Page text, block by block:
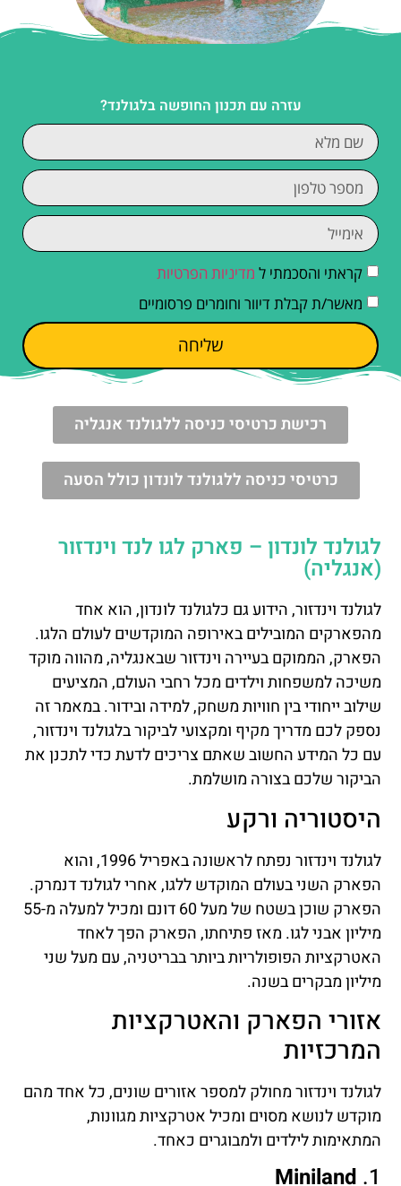
עזרה עם תכנון החופשה בלגולנד?
קראתי והסכמתי ל מדיניות הפרטיות
מאשר/ת קבלת דיוור וחומרים פרסומיים
שליחה
רכישת כרטיסי כניסה ללגולנד אנגליה
כרטיסי כניסה ללגולנד לונדון כולל הסעה
לגולנד לונדון – פארק לגו לנד וינדזור
(אנגליה)
לגולנד וינדזור, הידוע גם כלגולנד לונדון, הוא אחד
מהפארקים המובילים באירופה המוקדשים לעולם הלגו.
הפארק, הממוקם בעיירה וינדזור שבאנגליה, מהווה מוקד
משיכה למשפחות וילדים מכל רחבי העולם, המציעים
שילוב ייחודי בין חוויות משחק, למידה ובידור. במאמר זה
נספק לכם מדריך מקיף ומקצועי לביקור בלגולנד וינדזור,
עם כל המידע החשוב שאתם צריכים לדעת כדי לתכנן את
הביקור שלכם בצורה מושלמת.
היסטוריה ורקע
לגולנד וינדזור נפתח לראשונה באפריל 1996, והוא
הפארק השני בעולם המוקדש ללגו, אחרי לגולנד דנמרק.
הפארק שוכן בשטח של מעל 60 דונם ומכיל למעלה מ-55
מיליון אבני לגו. מאז פתיחתו, הפארק הפך לאחד
האטרקציות הפופולריות ביותר בבריטניה, עם מעל שני
מיליון מבקרים בשנה.
אזורי הפארק והאטרקציות
המרכזיות
לגולנד וינדזור מחולק למספר אזורים שונים, כל אחד מהם
מוקדש לנושא מסוים ומכיל אטרקציות מגוונות,
המתאימות לילדים ולמבוגרים כאחד.
1.
Miniland